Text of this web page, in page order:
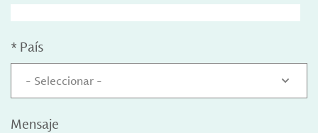
* País
- Seleccionar -
Mensaje